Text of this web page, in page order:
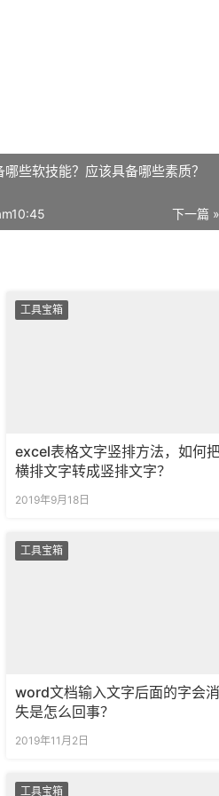
些软技能？应该具备哪些素质？
下一篇 »
工具宝箱
excel表格文字竖排方法，如何
横排文字转成竖排文字？
2019年9月18日
工具宝箱
word文档输入文字后面的字会消
失是怎么回事？
2019年11月2日
工具宝箱